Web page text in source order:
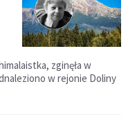
zginęła w
w rejonie Doliny